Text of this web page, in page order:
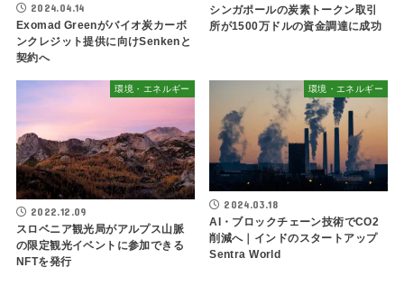
2024.04.14
Exomad Greenがバイオ炭カーボ
ンクレジット提供に向けSenkenと
契約へ
シンガポールの炭素トークン取引
所が1500万ドルの資金調達に成功
環境・エネルギー
2022.12.09
スロベニア観光局がアルプス山脈
の限定観光イベントに参加できる
NFTを発行
環境・エネルギー
2024.03.18
AI・ブロックチェーン技術でCO2
削減へ｜インドのスタートアップ
Sentra World